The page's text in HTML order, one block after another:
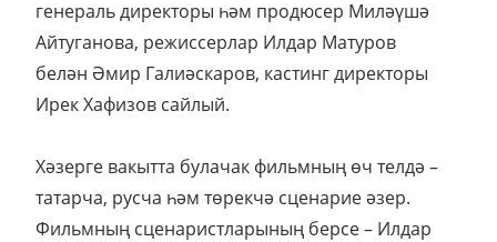
генераль директоры һәм продюсер Миләүшә
Айтуганова, режиссерлар Илдар Матуров
белән Әмир Галиәскаров, кастинг директоры
Ирек Хафизов сайлый.
Хәзерге вакытта булачак фильмның өч телдә –
татарча, русча һәм төрекчә сценарие әзер.
Фильмның сценаристларының берсе – Илдар